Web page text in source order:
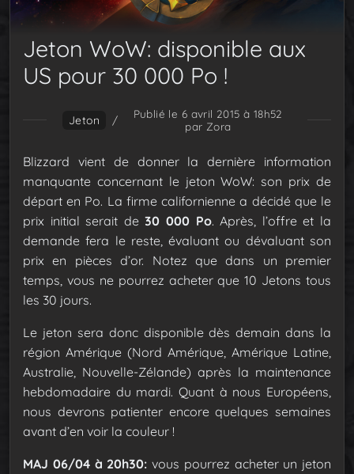
Jeton WoW: disponible aux
US pour 30 000 Po !
Jeton /
Publié le 6 avril 2015 à 18h52
par Zora
Blizzard vient de donner la dernière information
manquante concernant le jeton WoW: son prix de
départ en Po. La firme californienne a décidé que le
prix initial serait de30 000 Po. Après, l’offre et la
demande fera le reste, évaluant ou dévaluant son
prix en pièces d’or. Notez que dans un premier
temps, vous ne pourrez acheter que 10 Jetons tous
les 30 jours.
Le jeton sera donc disponible dès demain dans la
région Amérique (Nord Amérique, Amérique Latine,
Australie, Nouvelle-Zélande) après la maintenance
hebdomadaire du mardi. Quant à nous Européens,
nous devrons patienter encore quelques semaines
avant d’en voir la couleur !
MAJ 06/04 à 20h30: vous pourrez acheter un jeton